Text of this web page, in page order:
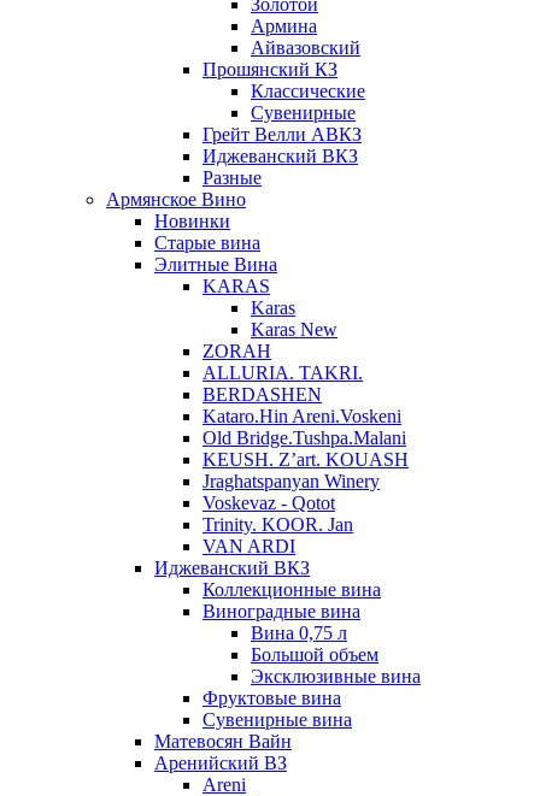
Золотой
Армина
Айвазовский
Прошянский КЗ
Классические
Сувенирные
Грейт Велли АВКЗ
Иджеванский ВКЗ
Разные
Армянское Вино
Новинки
Старые вина
Элитные Вина
KARAS
Karas
Karas New
ZORAH
ALLURIA. TAKRI.
BERDASHEN
Kataro.Hin Areni.Voskeni
Old Bridge.Tushpa.Malani
KEUSH. Z’art. KOUASH
Jraghatspanyan Winery
Voskevaz - Qotot
Trinity. KOOR. Jan
VAN ARDI
Иджеванский ВКЗ
Коллекционные вина
Виноградные вина
Вина 0,75 л
Большой объем
Эксклюзивные вина
Фруктовые вина
Cувенирные вина
Матевосян Вайн
Аренийский ВЗ
Areni